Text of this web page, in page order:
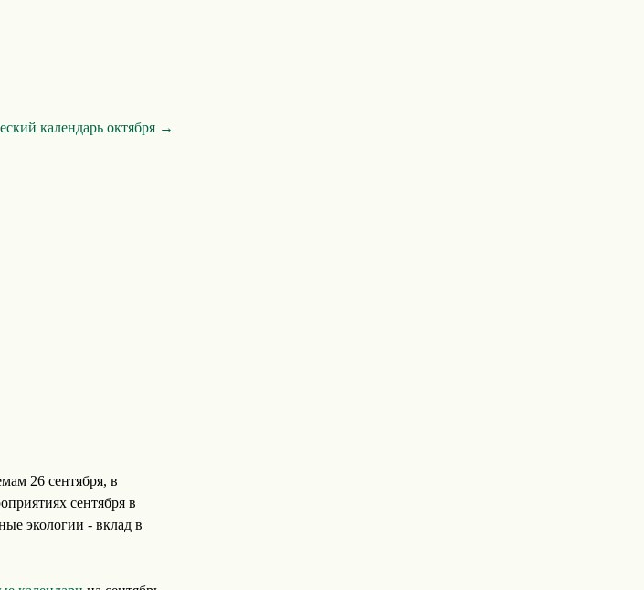
календарь октября →
26 сентября, в
сентября в
экологии - вклад в